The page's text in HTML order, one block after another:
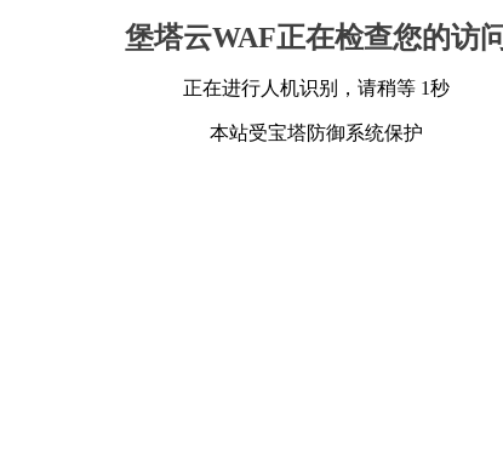
堡塔云WAF正在检查您的访问
正在进行人机识别，请稍等 1秒
本站受宝塔防御系统保护